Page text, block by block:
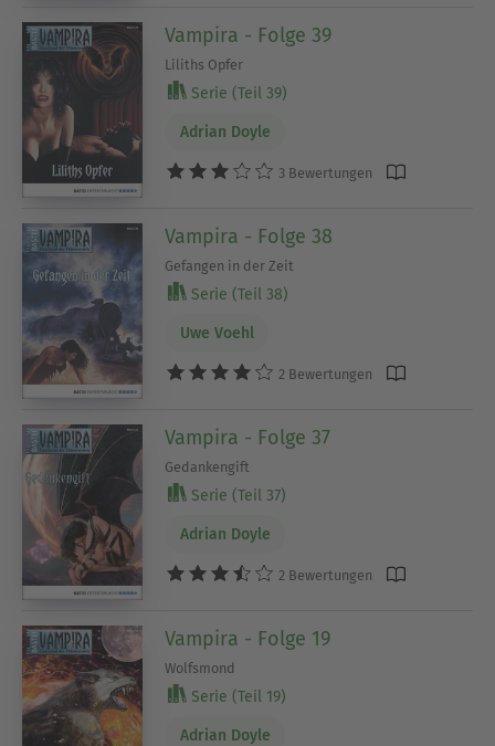
Vampira - Folge 39
Liliths Opfer
Serie (Teil 39)
Adrian Doyle
3 Bewertungen
Vampira - Folge 38
Gefangen in der Zeit
Serie (Teil 38)
Uwe Voehl
2 Bewertungen
Vampira - Folge 37
Gedankengift
Serie (Teil 37)
Adrian Doyle
2 Bewertungen
Vampira - Folge 19
Wolfsmond
Serie (Teil 19)
Adrian Doyle